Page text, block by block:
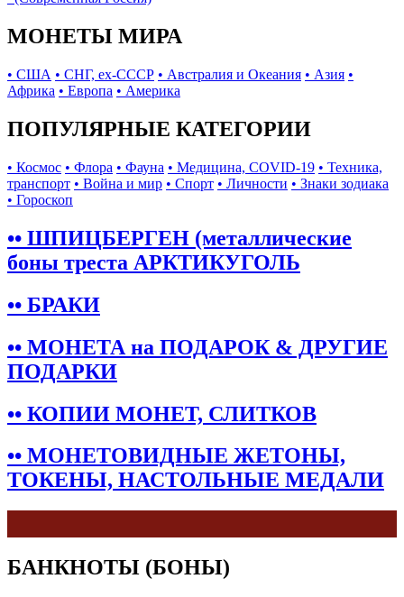
МОНЕТЫ МИРА
• США • СНГ, ex-СССР • Австралия и Океания • Азия •
Африка • Европа • Америка
ПОПУЛЯРНЫЕ КАТЕГОРИИ
• Космос • Флора • Фауна • Медицина, COVID-19 • Техника,
транспорт • Война и мир • Спорт • Личности • Знаки зодиака
• Гороскоп
•• ШПИЦБЕРГЕН (металлические
боны треста АРКТИКУГОЛЬ
•• БРАКИ
•• МОНЕТА на ПОДАРОК & ДРУГИЕ
ПОДАРКИ
•• КОПИИ МОНЕТ, СЛИТКОВ
•• МОНЕТОВИДНЫЕ ЖЕТОНЫ,
ТОКЕНЫ, НАСТОЛЬНЫЕ МЕДАЛИ
БАНКНОТЫ (БОНЫ)